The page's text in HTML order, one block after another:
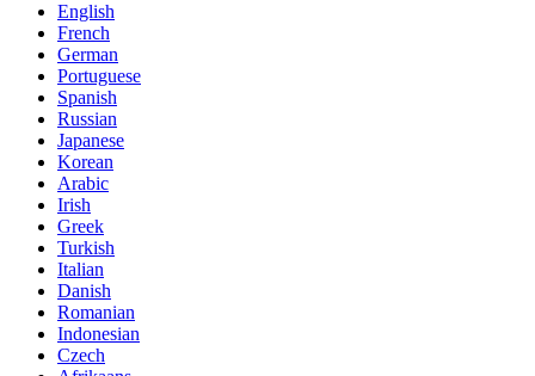
English
French
German
Portuguese
Spanish
Russian
Japanese
Korean
Arabic
Irish
Greek
Turkish
Italian
Danish
Romanian
Indonesian
Czech